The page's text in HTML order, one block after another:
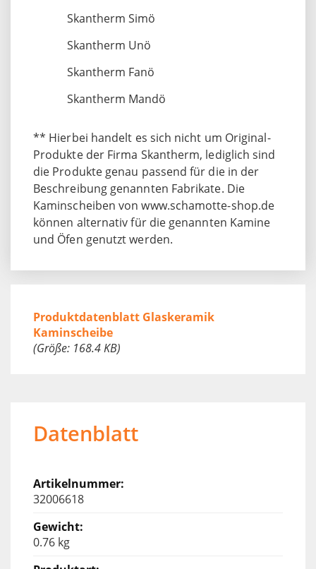
Skantherm Simö
Skantherm Unö
Skantherm Fanö
Skantherm Mandö
** Hierbei handelt es sich nicht um Original-
Produkte der Firma Skantherm, lediglich sind
die Produkte genau passend für die in der
Beschreibung genannten Fabrikate. Die
Kaminscheiben von www.schamotte-shop.de
können alternativ für die genannten Kamine
und Öfen genutzt werden.
Produktdatenblatt Glaskeramik
Kaminscheibe
(Größe: 168.4 KB)
Datenblatt
32006618
0.76 kg